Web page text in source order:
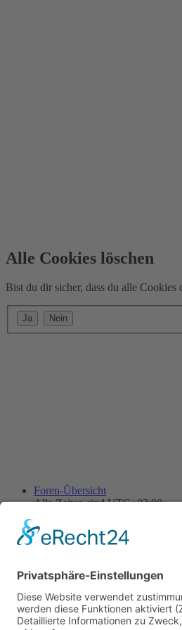
Alle Cookies löschen
Bist du dir sicher, dass du alle Cookies
Foren-Übersicht
Alle Zeiten sindUTC+02:00
Powered byphpBB® Forum Software
Datenschutz |Nutzungsbedingungen